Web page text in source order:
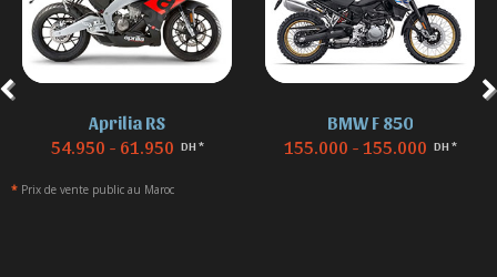
Aprilia RS
54.950 - 61.950 DH *
BMW F 850
155.000 - 155.000 DH *
* Prix de vente public au Maroc